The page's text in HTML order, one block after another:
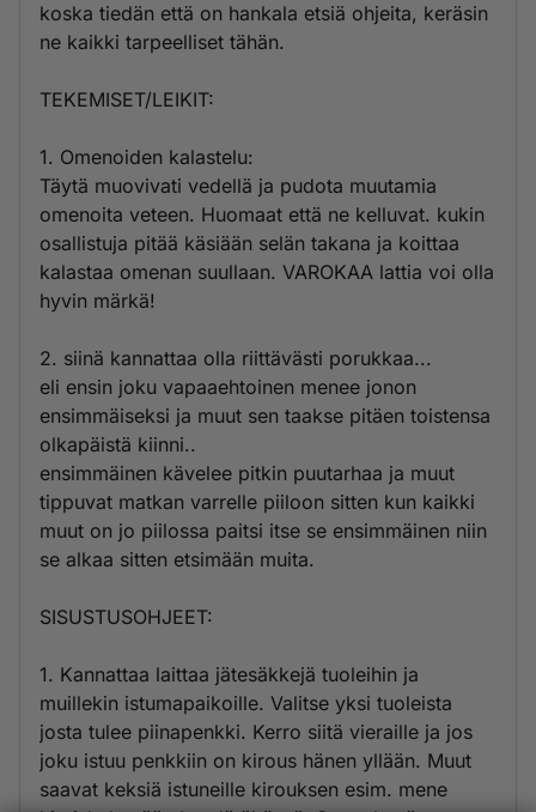
koska tiedän että on hankala etsiä ohjeita, keräsin
ne kaikki tarpeelliset tähän.
TEKEMISET/LEIKIT:
1. Omenoiden kalastelu:
Täytä muovivati vedellä ja pudota muutamia
omenoita veteen. Huomaat että ne kelluvat. kukin
osallistuja pitää käsiään selän takana ja koittaa
kalastaa omenan suullaan. VAROKAA lattia voi olla
hyvin märkä!
2. siinä kannattaa olla riittävästi porukkaa...
eli ensin joku vapaaehtoinen menee jonon
ensimmäiseksi ja muut sen taakse pitäen toistensa
olkapäistä kiinni..
ensimmäinen kävelee pitkin puutarhaa ja muut
tippuvat matkan varrelle piiloon sitten kun kaikki
muut on jo piilossa paitsi itse se ensimmäinen niin
se alkaa sitten etsimään muita.
SISUSTUSOHJEET:
1. Kannattaa laittaa jätesäkkejä tuoleihin ja
muillekin istumapaikoille. Valitse yksi tuoleista
josta tulee piinapenkki. Kerro siitä vieraille ja jos
joku istuu penkkiin on kirous hänen yllään. Muut
saavat keksiä istuneille kirouksen esim. mene